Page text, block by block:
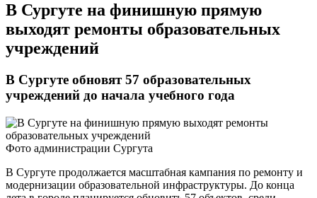
В Сургуте на финишную прямую
выходят ремонты образовательных
учреждений
​В Сургуте обновят 57 образовательных
учреждений до начала учебного года
Фото администрации Сургута
В Сургуте продолжается масштабная кампания по ремонту и
модернизации образовательной инфраструктуры. До конца